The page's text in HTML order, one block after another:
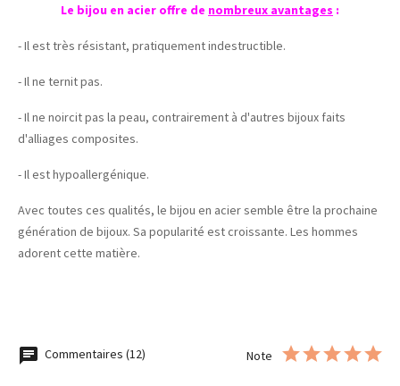
Le bijou en acier offre de nombreux avantages :
- Il est très résistant, pratiquement indestructible.
- Il ne ternit pas.
- Il ne noircit pas la peau, contrairement à d'autres bijoux faits
d'alliages composites.
- Il est hypoallergénique.
Avec toutes ces qualités, le bijou en acier semble être la prochaine
génération de bijoux. Sa popularité est croissante. Les hommes
adorent cette matière.
Commentaires (12) Note